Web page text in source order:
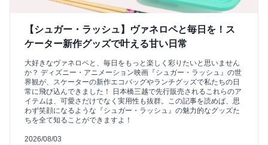
【シュガー・ラッシュ】ヴァネロペと毎日を！ス
ケーター新作グッズで叶える甘い日常
大好きなヴァネロペと、毎日をもっと楽しく彩りたいと思いません
か？ ディズニー・アニメーション映画『シュガー・ラッシュ』の世
界観が、スケーターの新作エコバッグやランチグッズで私たちの日
常に飛び込んできました！ 日本橋三越で先行販売されるこれらのア
イテムは、可愛さだけでなく実用性も抜群。この記事を読めば、思
わず笑顔になるような『シュガー・ラッシュ』の魅力的なグッズた
ちを全て知ることができますよ！
2026/08/03